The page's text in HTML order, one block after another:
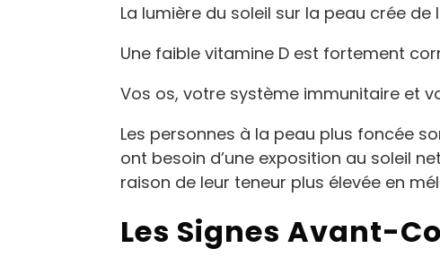
La lumière du soleil sur la peau crée
Une faible vitamine D est fortement
Vos os, votre système immunitaire et
Les personnes à la peau plus foncée
ont besoin d’une exposition au soleil
raison de leur teneur plus élevée en
Les Signes Avant-